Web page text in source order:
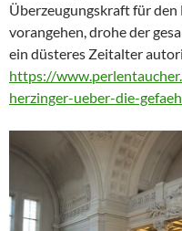
Überzeugungskraft für
vorangehen, drohe der
ein düsteres Zeitalter
https://
herzinger-ueber-die-